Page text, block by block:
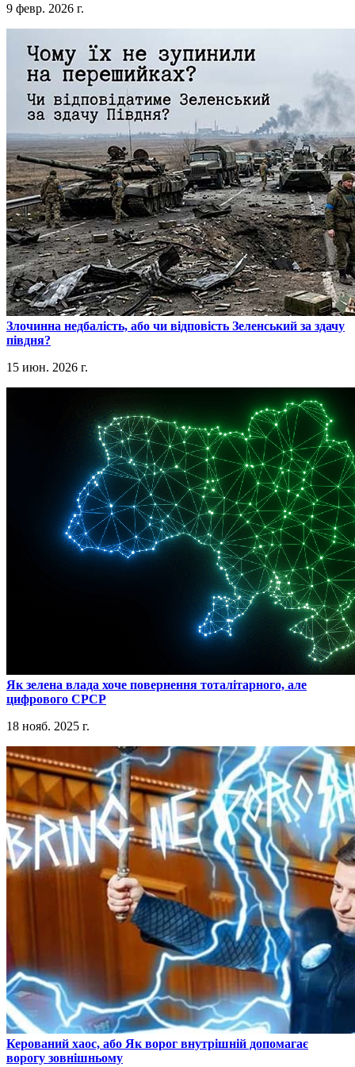
9 февр. 2026 г.
​Злочинна недбалість, або чи відповість Зеленський за здачу
півдня?
15 июн. 2026 г.
​Як зелена влада хоче повернення тоталітарного, але
цифрового СРСР
18 нояб. 2025 г.
​Керований хаос, або Як ворог внутрішній допомагає
ворогу зовнішньому